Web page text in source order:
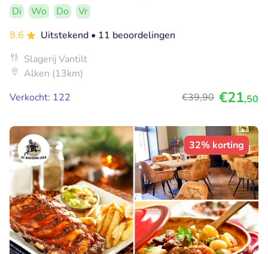
Di Wo Do
Vr
8.6
Uitstekend • 11 beoordelingen
Slagerij Vantilt
Alken (13km)
Verkocht: 122
€39,90 €21,50
32% korting